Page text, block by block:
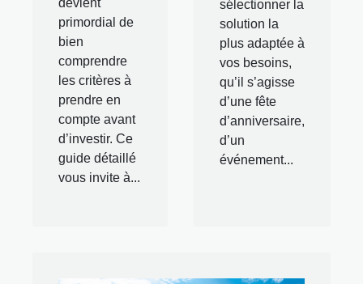
devient
primordial de
bien
comprendre
les critères à
prendre en
compte avant
d’investir. Ce
guide détaillé
vous invite à...
sélectionner la
solution la
plus adaptée à
vos besoins,
qu’il s’agisse
d’une fête
d’anniversaire,
d’un
événement...